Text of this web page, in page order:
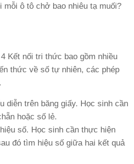
ô tô chở bao nhiêu tạ muối?
Kết nối tri thức bao gồm nhiều
thức về số tự nhiên, các phép
diễn trên băng giấy. Học sinh cần
hoặc số lẻ.
số. Học sinh cần thực hiện
đó tìm hiệu số giữa hai kết quả